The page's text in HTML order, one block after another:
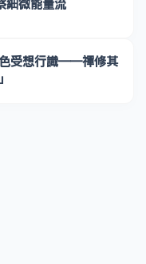
細微能量流
受想行識——禪修其